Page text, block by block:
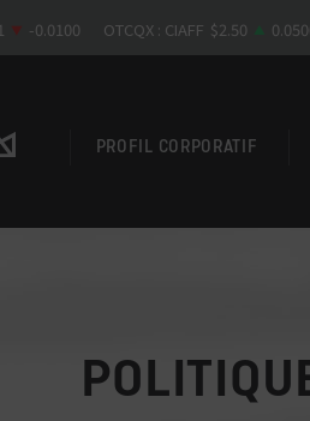
PROFIL CORPORATIF